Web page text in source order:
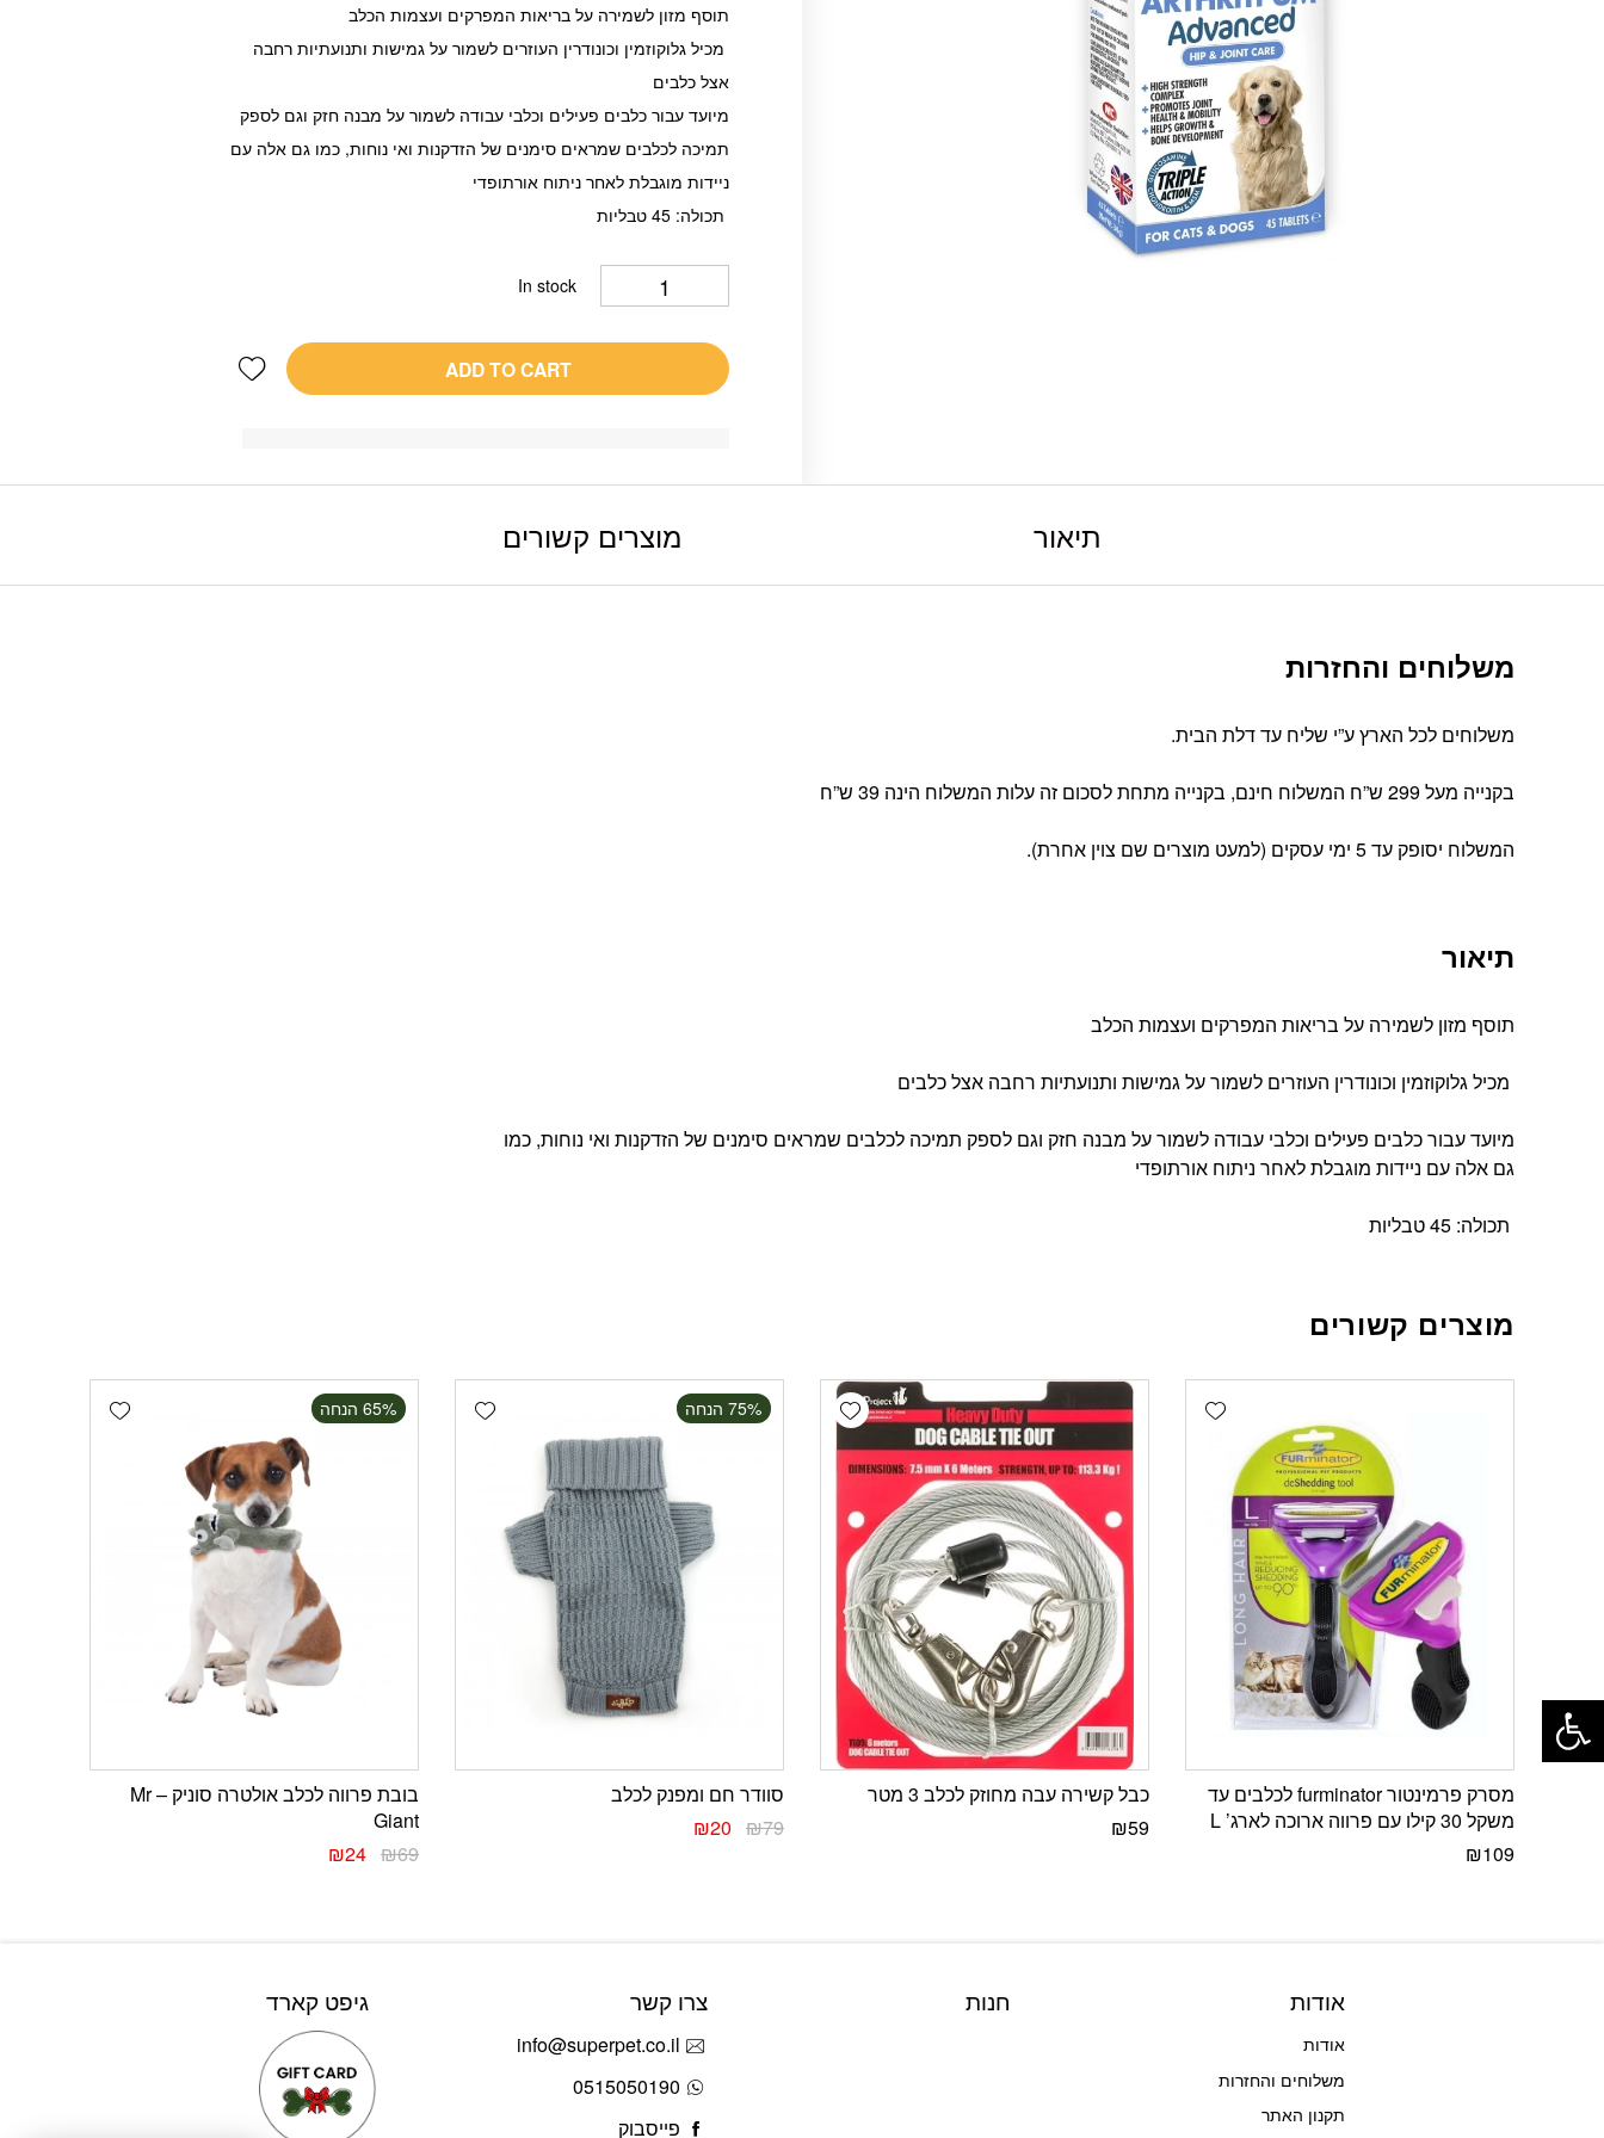
תוסף מזון לשמירה על בריאות המפרקים ועצמות הכלב
מכיל גלוקוזמין וכונודרין העוזרים לשמור על גמישות ותנועתיות רחבה
אצל כלבים
מיועד עבור כלבים פעילים וכלבי עבודה לשמור על מבנה חזק וגם לספק
תמיכה לכלבים שמראים סימנים של הזדקנות ואי נוחות, כמו גם אלה עם
ניידות מוגבלת לאחר ניתוח אורתופדי
תכולה: 45 טבליות
In stock
ADD TO CART
Add wishlist
תיאור מוצרים קשורים
משלוחים והחזרות
משלוחים לכל הארץ ע”י שליח עד דלת הבית.
בקנייה מעל 299 ש”ח המשלוח חינם, בקנייה מתחת לסכום זה עלות המשלוח הינה 39 ש”ח
המשלוח יסופק עד 5 ימי עסקים (למעט מוצרים שם צוין אחרת).
תיאור
תוסף מזון לשמירה על בריאות המפרקים ועצמות הכלב
מכיל גלוקוזמין וכונודרין העוזרים לשמור על גמישות ותנועתיות רחבה אצל כלבים
מיועד עבור כלבים פעילים וכלבי עבודה לשמור על מבנה חזק וגם לספק תמיכה לכלבים שמראים סימנים של הזדקנות ואי נוחות, כמו
גם אלה עם ניידות מוגבלת לאחר ניתוח אורתופדי
תכולה: 45 טבליות
מוצרים קשורים
Add wishlist
מסרק פרמינטור furminator לכלבים עד
משקל 30 קילו עם פרווה ארוכה לארג’ L
₪109
Add wishlist
כבל קשירה עבה מחוזק לכלב 3 מטר
₪59
Add wishlist ‫75% הנחה
סוודר חם ומפנק לכלב
₪79
₪20
Add wishlist ‫65% הנחה
בובת פרווה לכלב אולטרה סוניק – Mr
Giant
₪69
₪24
אודות
אודות
משלוחים והחזרות
תקנון האתר
חנות צרו קשר
info@superpet.co.il
0515050190
פייסבוק
גיפט קארד
פתח סרגל נגישות